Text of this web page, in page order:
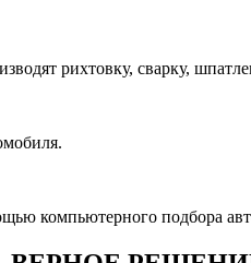
рихтовку, сварку,
компьютерного подбора